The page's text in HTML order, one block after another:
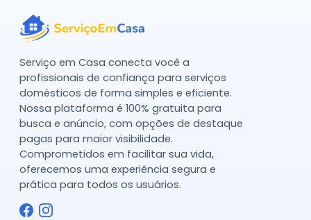
Serviço em Casa conecta você a
profissionais de confiança para serviços
domésticos de forma simples e eficiente.
Nossa plataforma é 100% gratuita para
busca e anúncio, com opções de destaque
pagas para maior visibilidade.
Comprometidos em facilitar sua vida,
oferecemos uma experiência segura e
prática para todos os usuários.